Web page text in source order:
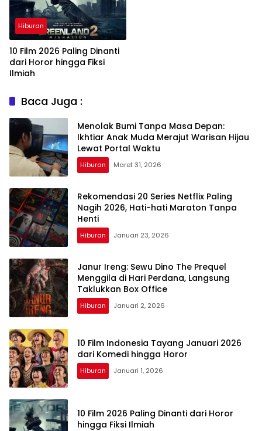
Hiburan
10 Film 2026 Paling Dinanti
dari Horor hingga Fiksi
Ilmiah
Baca Juga :
Menolak Bumi Tanpa Masa Depan:
Ikhtiar Anak Muda Merajut Warisan Hijau
Lewat Portal Waktu
Hiburan Maret 31, 2026
Rekomendasi 20 Series Netflix Paling
Nagih 2026, Hati-hati Maraton Tanpa
Henti
Hiburan Januari 23, 2026
Janur Ireng: Sewu Dino The Prequel
Menggila di Hari Perdana, Langsung
Taklukkan Box Office
Hiburan Januari 2, 2026
10 Film Indonesia Tayang Januari 2026
dari Komedi hingga Horor
Hiburan Januari 1, 2026
10 Film 2026 Paling Dinanti dari Horor
hingga Fiksi Ilmiah